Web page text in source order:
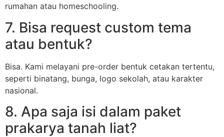
rumahan atau homeschooling.
7. Bisa request custom tema
atau bentuk?
Bisa. Kami melayani pre-order bentuk cetakan tertentu,
seperti binatang, bunga, logo sekolah, atau karakter
nasional.
8. Apa saja isi dalam paket
prakarya tanah liat?